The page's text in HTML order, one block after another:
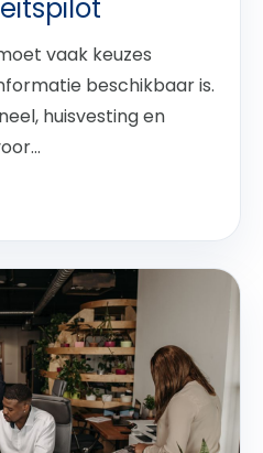
vaak keuzes
beschikbaar is.
huisvesting en